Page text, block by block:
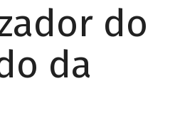
do
da